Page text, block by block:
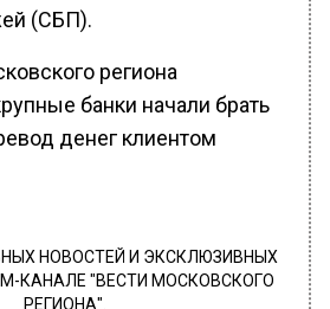
(СБП).
региона
банки начали брать
денег клиентом
НОВОСТЕЙ И ЭКСКЛЮЗИВНЫХ
КАНАЛЕ "ВЕСТИ МОСКОВСКОГО
РЕГИОНА".